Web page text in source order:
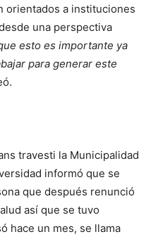
orientados a instituciones
una perspectiva
esto es importante ya
para generar este
travesti la Municipalidad
informó que se
que después renunció
así que se tuvo
hace un mes, se llama